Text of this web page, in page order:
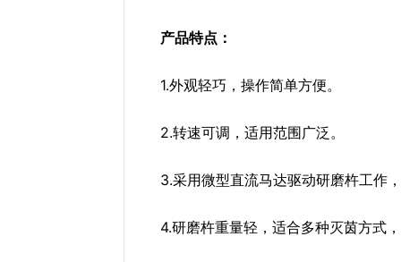
产品特点：
1.外观轻巧，操作简单方便。
2.转速可调，适用范围广泛。
3.采用微型直流马达驱动研磨杵工作
4.研磨杵重量轻，适合多种灭茵方式